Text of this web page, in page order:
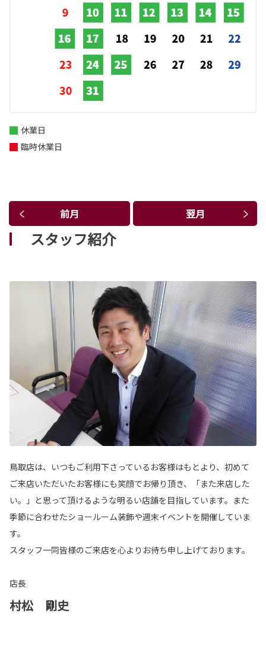
前月 翌月
休業日
臨時休業日
スタッフ紹介
鳥取店は、いつもご利用下さっているお客様はもとより、初めて
ご来店いただいたお客様にも笑顔でお帰り頂き、「また来店した
い。」と思って頂けるような明るい店舗を目指しています。また
季節に合わせたショールーム装飾や週末イベントを開催していま
す。
スタッフ一同皆様のご来店を心よりお待ち申し上げております。
店長
村松 剛史